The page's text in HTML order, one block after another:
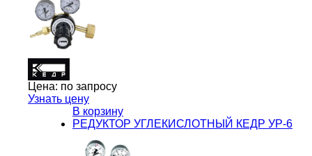
Цена: по запросу
Узнать цену
В корзину
РЕДУКТОР УГЛЕКИСЛОТНЫЙ КЕДР УР-6